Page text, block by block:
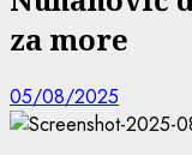
za more
05/08/2025